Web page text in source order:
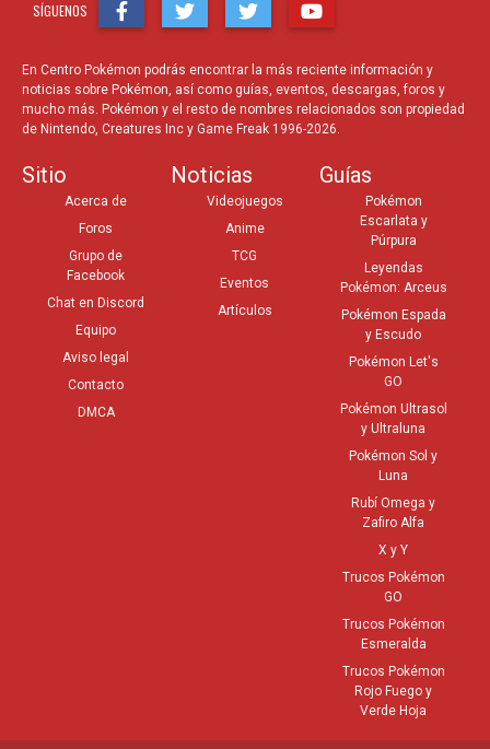
SÍGUENOS
En Centro Pokémon podrás encontrar la más reciente información y
noticias sobre Pokémon, así como guías, eventos, descargas, foros y
mucho más. Pokémon y el resto de nombres relacionados son propiedad
de Nintendo, Creatures Inc y Game Freak 1996-2026.
Sitio
Acerca de
Foros
Grupo de
Facebook
Chat en Discord
Equipo
Aviso legal
Contacto
DMCA
Noticias
Videojuegos
Anime
TCG
Eventos
Artículos
Guías
Pokémon
Escarlata y
Púrpura
Leyendas
Pokémon: Arceus
Pokémon Espada
y Escudo
Pokémon Let's
GO
Pokémon Ultrasol
y Ultraluna
Pokémon Sol y
Luna
Rubí Omega y
Zafiro Alfa
X y Y
Trucos Pokémon
GO
Trucos Pokémon
Esmeralda
Trucos Pokémon
Rojo Fuego y
Verde Hoja